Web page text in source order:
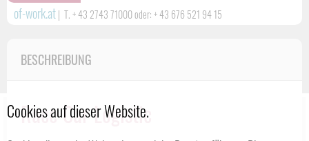
Cookies auf dieser Website.
of-work.at| T. + 43 2743 71000 oder: + 43 676 521 94 15
BESCHREIBUNG
Race Car Logistic